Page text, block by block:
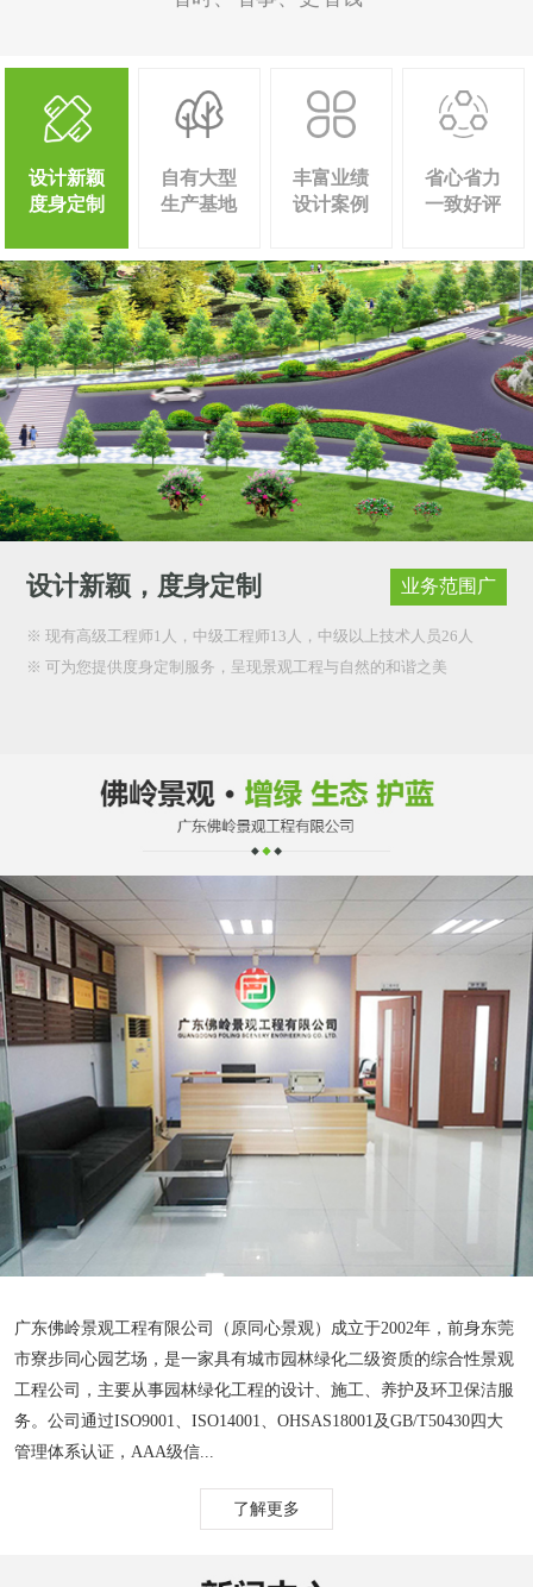
设计新颖
度身定制
自有大型
生产基地
丰富业绩
设计案例
省心省力
一致好评
设计新颖，度身定制 业务范围广
※ 现有高级工程师1人，中级工程师13人，中级以上技术人员26人
※ 可为您提供度身定制服务，呈现景观工程与自然的和谐之美
广东佛岭景观工程有限公司（原同心景观）成立于2002年，前身东莞
市寮步同心园艺场，是一家具有城市园林绿化二级资质的综合性景观
工程公司，主要从事园林绿化工程的设计、施工、养护及环卫保洁服
务。公司通过ISO9001、ISO14001、OHSAS18001及GB/T50430四大
管理体系认证，AAA级信...
了解更多